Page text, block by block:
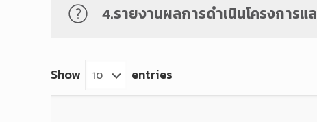
4.รายงานผลการดำเนินโครงการ
Show entries